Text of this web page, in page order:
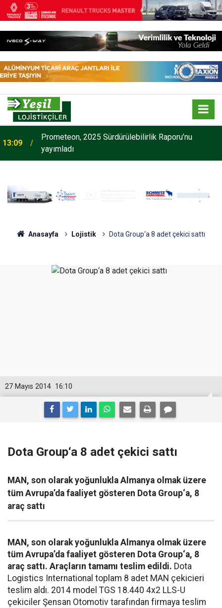
13:09
Prometeon, 2025 Sürdürülebilirlik Raporu’nu
yayımladı
Anasayfa Lojistik Dota Group‘a 8 adet çekici sattı
16:10
27 Mayıs 2014
Dota Group‘a 8 adet çekici sattı
MAN, son olarak yoğunlukla Almanya olmak üzere
tüm Avrupa’da faaliyet gösteren Dota Group‘a, 8
araç sattı
MAN, son olarak yoğunlukla Almanya olmak üzere
tüm Avrupa’da faaliyet gösteren Dota Group‘a, 8
araç sattı. Araçların tamamı teslim edildi. Dota
Logistics International toplam 8 adet MAN çekicieri
teslim aldı. 2014 model TGS 18.440 4x2 LLS-U
çekiciler Şensan Otomotiv tarafından firmaya teslim